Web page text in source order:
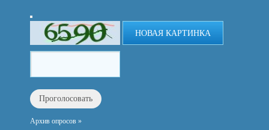
НОВАЯ КАРТИНКА
Архив опросов »